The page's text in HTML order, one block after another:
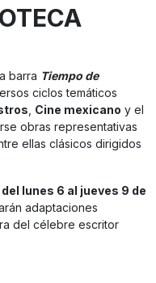
barra Tiempo de
ciclos temáticos
Cine mexicano y el
obras representativas
ellas clásicos dirigidos
del lunes 6 al jueves 9 de
adaptaciones
del célebre escritor